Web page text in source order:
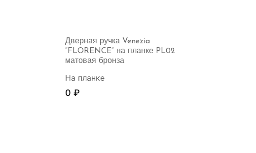
Дверная ручка Venezia
“FLORENCE” на планке PL02
матовая бронза
На планке
0 ₽